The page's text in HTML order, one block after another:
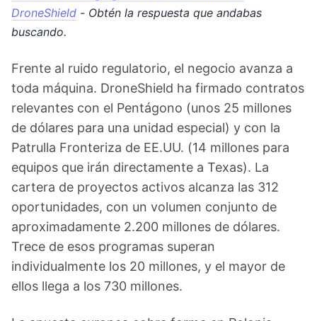
DroneShield - Obtén la respuesta que andabas
buscando.
Frente al ruido regulatorio, el negocio avanza a
toda máquina. DroneShield ha firmado contratos
relevantes con el Pentágono (unos 25 millones
de dólares para una unidad especial) y con la
Patrulla Fronteriza de EE.UU. (14 millones para
equipos que irán directamente a Texas). La
cartera de proyectos activos alcanza las 312
oportunidades, con un volumen conjunto de
aproximadamente 2.200 millones de dólares.
Trece de esos programas superan
individualmente los 20 millones, y el mayor de
ellos llega a los 730 millones.